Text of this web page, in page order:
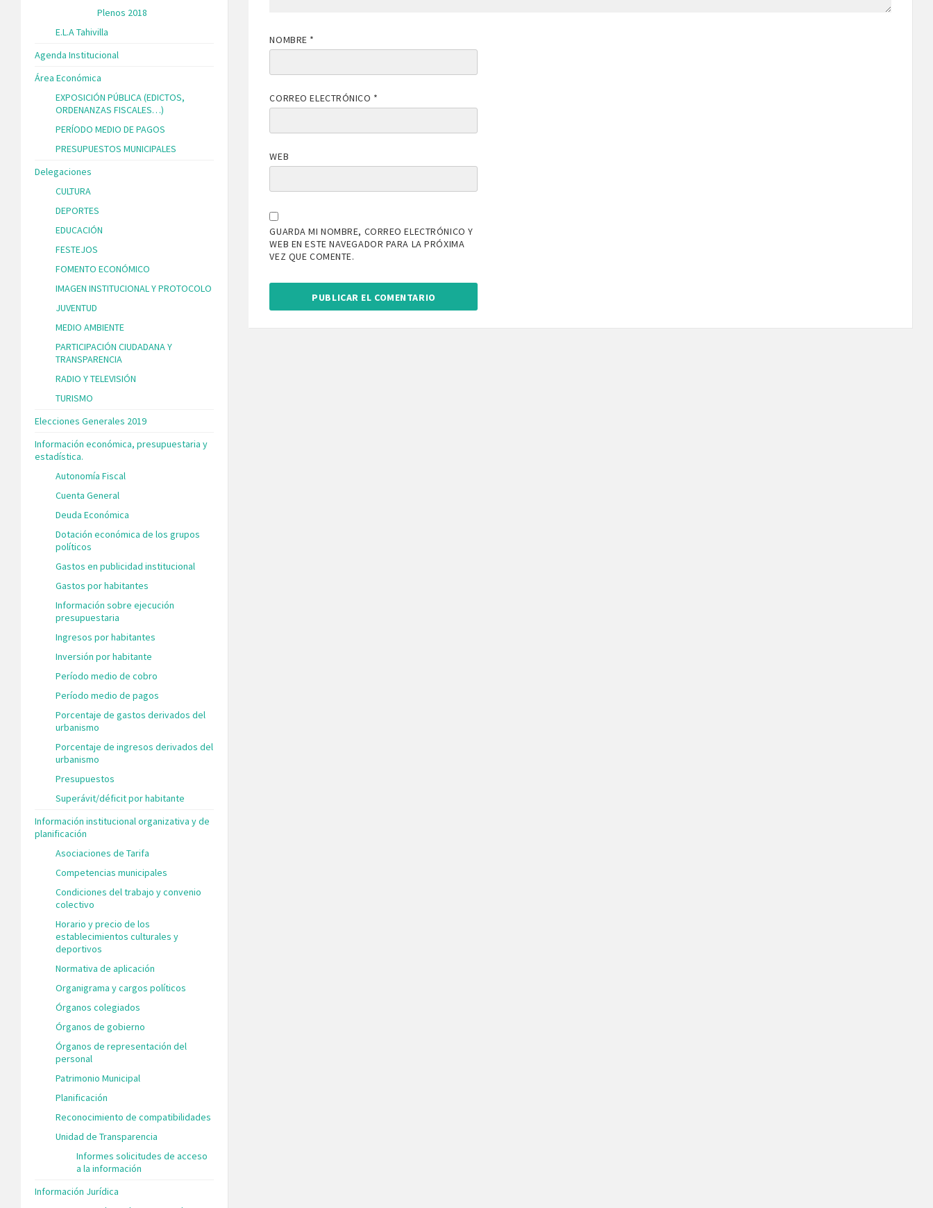
NOMBRE *
CORREO ELECTRÓNICO *
WEB
GUARDA MI NOMBRE, CORREO ELECTRÓNICO Y
WEB EN ESTE NAVEGADOR PARA LA PRÓXIMA
VEZ QUE COMENTE.
Plenos 2018
E.L.A Tahivilla
Agenda Institucional
Área Económica
EXPOSICIÓN PÚBLICA (EDICTOS,
ORDENANZAS FISCALES…)
PERÍODO MEDIO DE PAGOS
PRESUPUESTOS MUNICIPALES
Delegaciones
CULTURA
DEPORTES
EDUCACIÓN
FESTEJOS
FOMENTO ECONÓMICO
IMAGEN INSTITUCIONAL Y PROTOCOLO
JUVENTUD
MEDIO AMBIENTE
PARTICIPACIÓN CIUDADANA Y
TRANSPARENCIA
RADIO Y TELEVISIÓN
TURISMO
Elecciones Generales 2019
Información económica, presupuestaria y
estadística.
Autonomía Fiscal
Cuenta General
Deuda Económica
Dotación económica de los grupos
políticos
Gastos en publicidad institucional
Gastos por habitantes
Información sobre ejecución
presupuestaria
Ingresos por habitantes
Inversión por habitante
Período medio de cobro
Período medio de pagos
Porcentaje de gastos derivados del
urbanismo
Porcentaje de ingresos derivados del
urbanismo
Presupuestos
Superávit/déficit por habitante
Información institucional organizativa y de
planificación
Asociaciones de Tarifa
Competencias municipales
Condiciones del trabajo y convenio
colectivo
Horario y precio de los
establecimientos culturales y
deportivos
Normativa de aplicación
Organigrama y cargos políticos
Órganos colegiados
Órganos de gobierno
Órganos de representación del
personal
Patrimonio Municipal
Planificación
Reconocimiento de compatibilidades
Unidad de Transparencia
Informes solicitudes de acceso
a la información
Información Jurídica